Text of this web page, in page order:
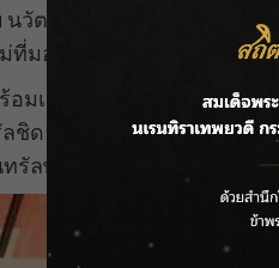
วัตกรรมเพื่อความปลอดภัย
ที่มองหาสิ่งที่ดีที่สุดสำหรับลู
เยี่ยมชมสินค้า UPPAbaby
ชิดลม ห้างเซ็นทรัล แอท เซ็
รัลพัทยา